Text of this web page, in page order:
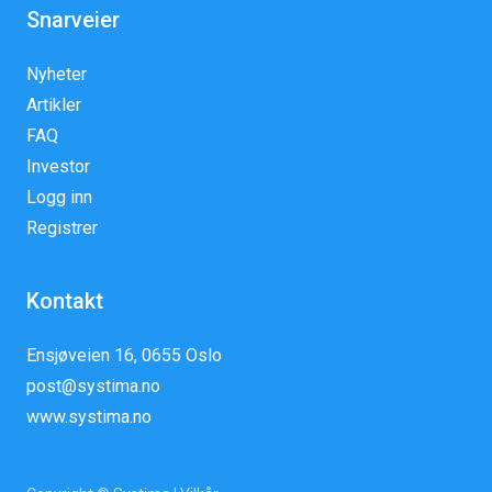
Snarveier
Nyheter
Artikler
FAQ
Investor
Logg inn
Registrer
Kontakt
Ensjøveien 16, 0655 Oslo
post@systima.no
www.systima.no